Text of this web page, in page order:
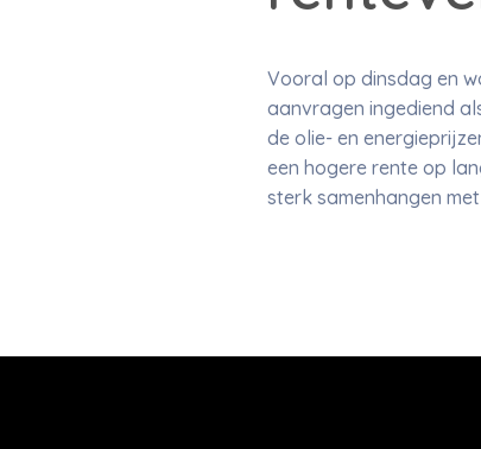
Vooral op dinsdag en
aanvragen ingediend
de olie- en
een hogere rente op
sterk samenhangen